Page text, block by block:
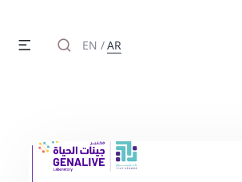
EN /AR